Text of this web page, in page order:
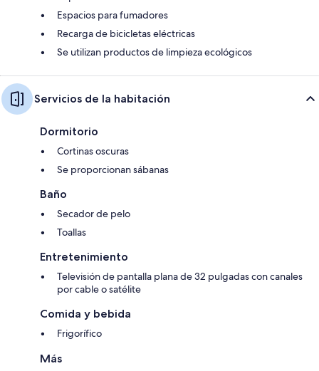
Espacios para fumadores
Recarga de bicicletas eléctricas
Se utilizan productos de limpieza ecológicos
Servicios de la habitación
Dormitorio
Cortinas oscuras
Se proporcionan sábanas
Baño
Secador de pelo
Toallas
Entretenimiento
Televisión de pantalla plana de 32 pulgadas con canales
por cable o satélite
Comida y bebida
Frigorífico
Más